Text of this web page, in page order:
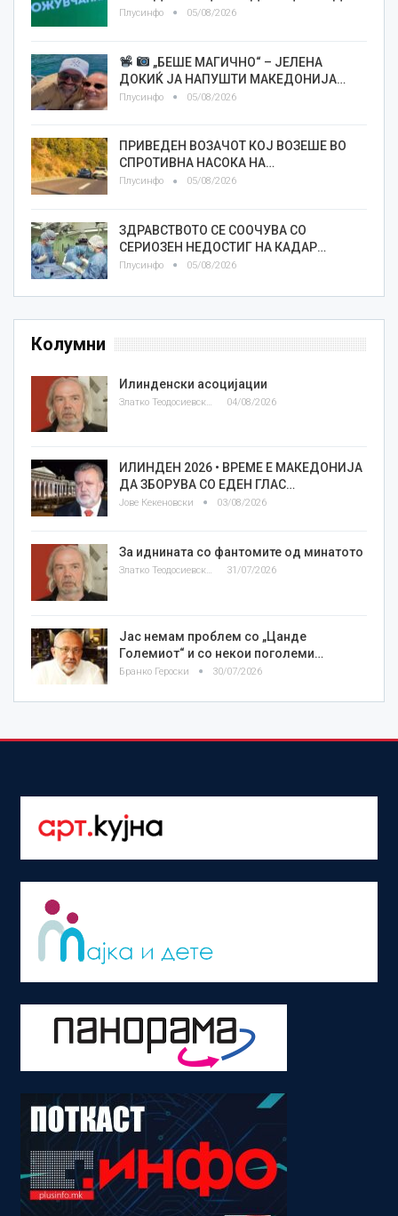
Плусинфо 05/08/2026
„БЕШЕ МАГИЧНО“ – ЈЕЛЕНА
ДОКИЌ ЈА НАПУШТИ МАКЕДОНИЈА…
Плусинфо 05/08/2026
ПРИВЕДЕН ВОЗАЧОТ КОЈ ВОЗЕШЕ ВО
СПРОТИВНА НАСОКА НА…
Плусинфо 05/08/2026
ЗДРАВСТВОТО СЕ СООЧУВА СО
СЕРИОЗЕН НЕДОСТИГ НА КАДАР…
Плусинфо 05/08/2026
Колумни
Илинденски асоцијации
Златко Теодосиевски 04/08/2026
ИЛИНДЕН 2026 • ВРЕМЕ Е МАКЕДОНИЈА
ДА ЗБОРУВА СО ЕДЕН ГЛАС…
Јове Кекеновски 03/08/2026
За иднината со фантомите од минатото
Златко Теодосиевски 31/07/2026
Јас немам проблем со „Цанде
Големиот“ и со некои поголеми…
Бранко Героски 30/07/2026